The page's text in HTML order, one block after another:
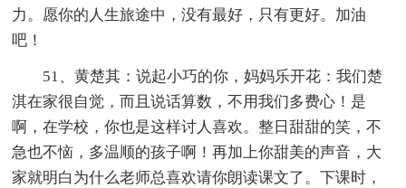
力。愿你的人生旅途中，没有最好，只有更好。加油
吧！
51、黄楚其：说起小巧的你，妈妈乐开花：我们楚
淇在家很自觉，而且说话算数，不用我们多费心！是
啊，在学校，你也是这样讨人喜欢。整日甜甜的笑，不
急也不恼，多温顺的孩子啊！再加上你甜美的声音，大
家就明白为什么老师总喜欢请你朗读课文了。下课时，